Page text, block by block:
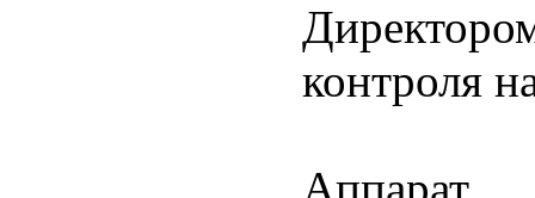
контроля
Аппарат